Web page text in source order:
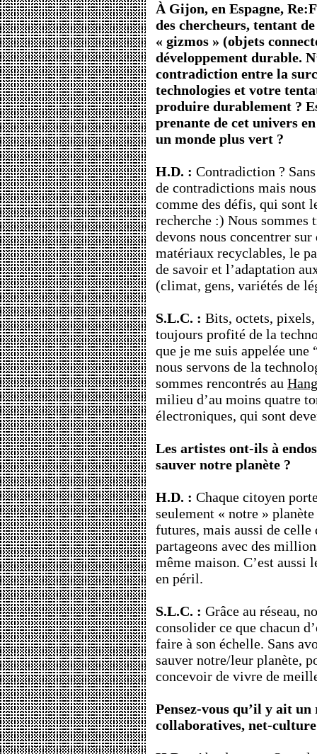
À Gijon, en Espagne,
des chercheurs, tentant
« gizmos » (objets
développement durable.
contradiction entre la
technologies et votre
produire durablement ?
prenante de cet univers
un monde plus vert ?
H.D. : Contradiction ?
de contradictions mais
comme des défis, qui sont
recherche :) Nous sommes
devons nous concentrer
matériaux recyclables, le
de savoir et l’adaptation
(climat, gens, variétés de
S.L.C. : Bits, octets, pixels,
toujours profité de la
que je me suis appelée une
nous servons de la
sommes rencontrés au
milieu d’au moins quatre
électroniques, qui sont
Les artistes ont-ils à
sauver notre planète ?
H.D. : Chaque citoyen
seulement « notre »
futures, mais aussi de celle
partageons avec des
même maison. C’est aussi
en péril.
S.L.C. : Grâce au réseau,
consolider ce que chacun
faire à son échelle. Sans
sauver notre/leur planète,
concevoir de vivre de
Pensez-vous qu’il y ait
collaboratives, net-